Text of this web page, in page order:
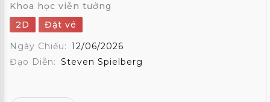
Khoa học viễn tưởng
2D
Đặt vé
Ngày Chiếu: 12/06/2026
Đạo Diễn: Steven Spielberg